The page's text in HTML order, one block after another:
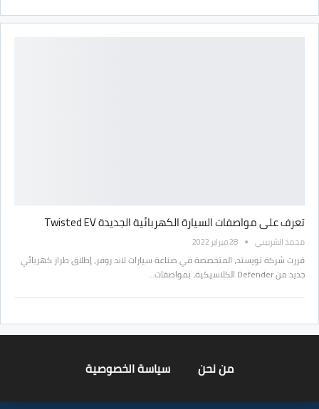
تعرف على مواصفات السيارة الكهربائية الجديدة Twisted EV
محمد الشربيني 28 فبراير 2022
قررت شركة تويستد، المتخصصة في صناعة سيارات لاند روفر، إطلاق طراز كهربائي
جديد من Defender الكلاسيكية، بمواصفات…
من نحن سياسة الخصوصية